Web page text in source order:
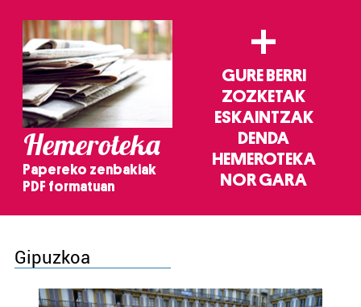
Hemeroteka
Papereko zenbakiak
PDF formatuan
+
GURE BERRI
ZOZKETAK
ESKAINTZAK
DENDA
HEMEROTEKA
NOR GARA
Gipuzkoa